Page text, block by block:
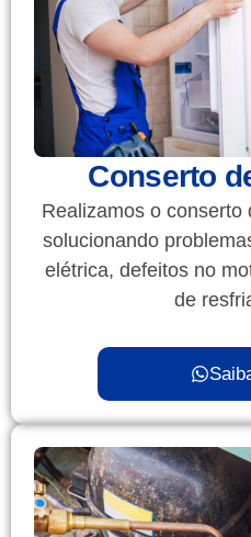
Conserto
Realizamos o conserto
solucionando
elétrica, defeitos no
de